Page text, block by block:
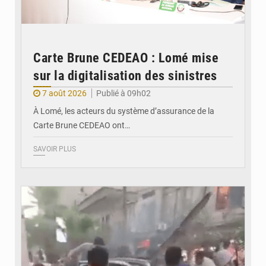
Carte Brune CEDEAO : Lomé mise
sur la digitalisation des sinistres
7 août 2026
Publié à 09h02
À Lomé, les acteurs du système d’assurance de la
Carte Brune CEDEAO ont…
SAVOIR PLUS